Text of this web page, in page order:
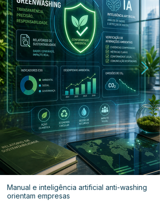
Manual e inteligência artificial anti-washing
orientam empresas